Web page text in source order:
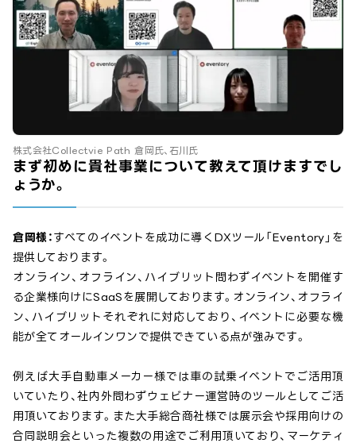
株式会社Collectvie Path 倉岡氏、石川氏
まず初めに貴社事業について教えて頂けますでし
ょうか。
倉岡様： すべてのイベントを成功に導くDXツール「Eventory」を
提供しております。
オンライン、オフライン、ハイブリット問わずイベントを開催す
る企業様向けにSaaSを展開しております。オンライン、オフライ
ン、ハイブリットそれぞれに対応しており、イベントに必要な機
能が全てオールインワンで提供できている点が強みです。
例えば大手自動車メーカー様では車の試乗イベントでご活用頂
いていたり、社内外問わずウェビナー運営時のツールとしてご活
用頂いております。また大手総合商社様では展示会や採用向けの
合同説明会といった複数の用途でご利用頂いており、マーケティ